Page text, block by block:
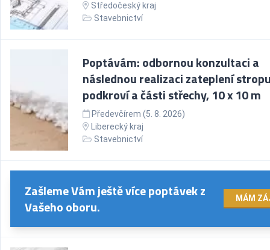
Středočeský kraj
Stavebnictví
Poptávám: odbornou konzultaci a
následnou realizaci zateplení
podkroví a části střechy, 10 x 10 m
Předevčírem (5. 8. 2026)
Liberecký kraj
Stavebnictví
Zašleme Vám ještě více poptávek z
Vašeho oboru.
MÁM